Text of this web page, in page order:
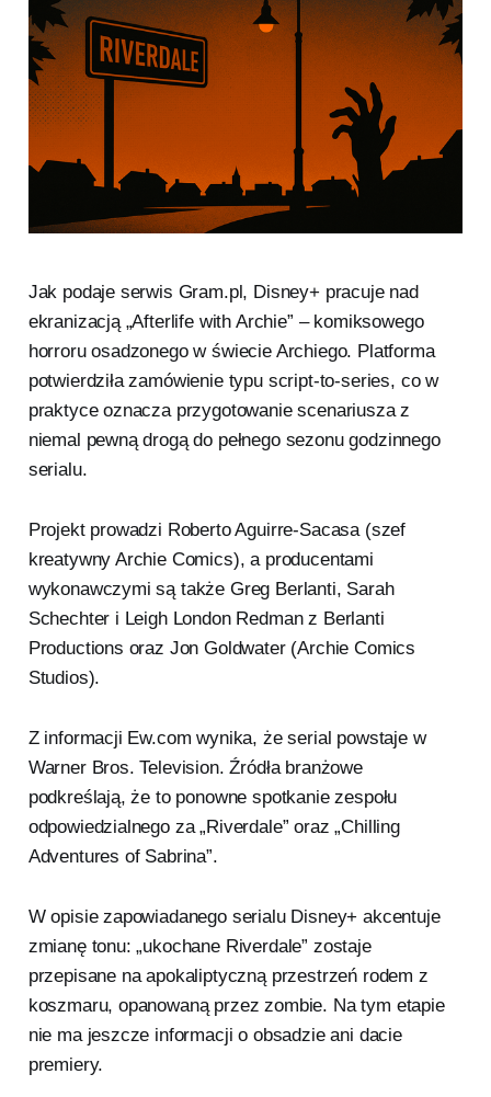
Jak podaje serwis Gram.pl, Disney+ pracuje nad
ekranizacją „Afterlife with Archie” – komiksowego
horroru osadzonego w świecie Archiego. Platforma
potwierdziła zamówienie typu script-to-series, co w
praktyce oznacza przygotowanie scenariusza z
niemal pewną drogą do pełnego sezonu godzinnego
serialu.
Projekt prowadzi Roberto Aguirre-Sacasa (szef
kreatywny Archie Comics), a producentami
wykonawczymi są także Greg Berlanti, Sarah
Schechter i Leigh London Redman z Berlanti
Productions oraz Jon Goldwater (Archie Comics
Studios).
Z informacji Ew.com wynika, że serial powstaje w
Warner Bros. Television. Źródła branżowe
podkreślają, że to ponowne spotkanie zespołu
odpowiedzialnego za „Riverdale” oraz „Chilling
Adventures of Sabrina”.
W opisie zapowiadanego serialu Disney+ akcentuje
zmianę tonu: „ukochane Riverdale” zostaje
przepisane na apokaliptyczną przestrzeń rodem z
koszmaru, opanowaną przez zombie. Na tym etapie
nie ma jeszcze informacji o obsadzie ani dacie
premiery.